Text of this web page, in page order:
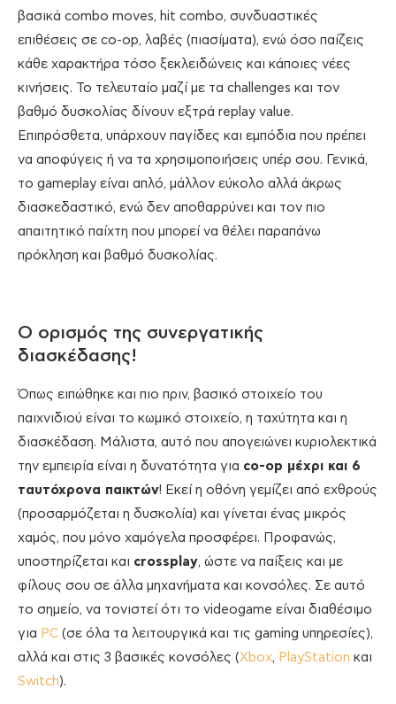
βασικά combo moves, hit combo, συνδυαστικές
επιθέσεις σε co-op, λαβές (πιασίματα), ενώ όσο παίζεις
κάθε χαρακτήρα τόσο ξεκλειδώνεις και κάποιες νέες
κινήσεις. Το τελευταίο μαζί με τα challenges και τον
βαθμό δυσκολίας δίνουν εξτρά replay value.
Επιπρόσθετα, υπάρχουν παγίδες και εμπόδια που πρέπει
να αποφύγεις ή να τα χρησιμοποιήσεις υπέρ σου. Γενικά,
το gameplay είναι απλό, μάλλον εύκολο αλλά άκρως
διασκεδαστικό, ενώ δεν αποθαρρύνει και τον πιο
απαιτητικό παίχτη που μπορεί να θέλει παραπάνω
πρόκληση και βαθμό δυσκολίας.
Ο ορισμός της συνεργατικής
διασκέδασης!
Όπως ειπώθηκε και πιο πριν, βασικό στοιχείο του
παιχνιδιού είναι το κωμικό στοιχείο, η ταχύτητα και η
διασκέδαση. Μάλιστα, αυτό που απογειώνει κυριολεκτικά
την εμπειρία είναι η δυνατότητα για co-op μέχρι και 6
ταυτόχρονα παικτών! Εκεί η οθόνη γεμίζει από εχθρούς
(προσαρμόζεται η δυσκολία) και γίνεται ένας μικρός
χαμός, που μόνο χαμόγελα προσφέρει. Προφανώς,
υποστηρίζεται και crossplay, ώστε να παίξεις και με
φίλους σου σε άλλα μηχανήματα και κονσόλες. Σε αυτό
το σημείο, να τονιστεί ότι το videogame είναι διαθέσιμο
για PC (σε όλα τα λειτουργικά και τις gaming υπηρεσίες),
αλλά και στις 3 βασικές κονσόλες (Xbox, PlayStation και
Switch).